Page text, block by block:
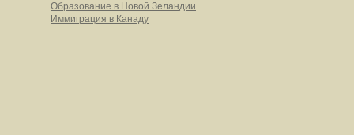
Образование в Новой Зеландии
Иммиграция в Канаду